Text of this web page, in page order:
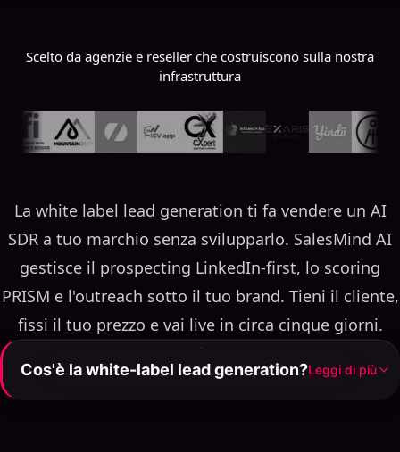
Scelto da agenzie e reseller che costruiscono sulla nostra
infrastruttura
La white label lead generation ti fa vendere un AI
SDR a tuo marchio senza svilupparlo. SalesMind AI
gestisce il prospecting LinkedIn-first, lo scoring
PRISM e l'outreach sotto il tuo brand. Tieni il cliente,
fissi il tuo prezzo e vai live in circa cinque giorni.
Cos'è la white-label lead generation?Leggi di più